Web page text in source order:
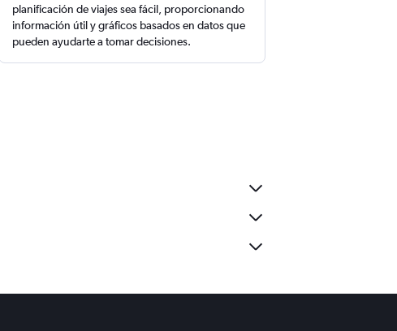
planificación de viajes sea fácil, proporcionando
información útil y gráficos basados en datos que
pueden ayudarte a tomar decisiones.